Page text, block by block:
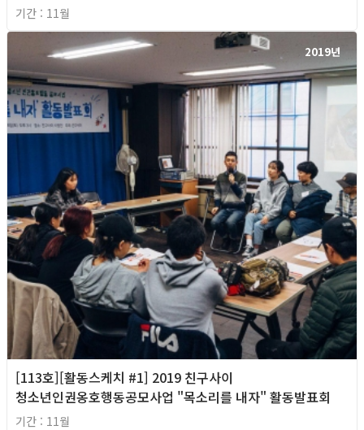
기간 : 11월
2019년
[113호][활동스케치 #1] 2019 친구사이
청소년인권옹호행동공모사업 "목소리를 내자" 활동발표회
기간 : 11월